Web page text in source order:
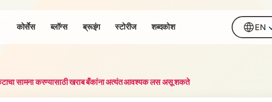
कोर्सेस ब्लॉग्स ब्रूइंग स्टोरीज शब्दकोश EN
सामना करण्यासाठी खराब बँकांना अत्यंत आवश्यक लस असू शकते